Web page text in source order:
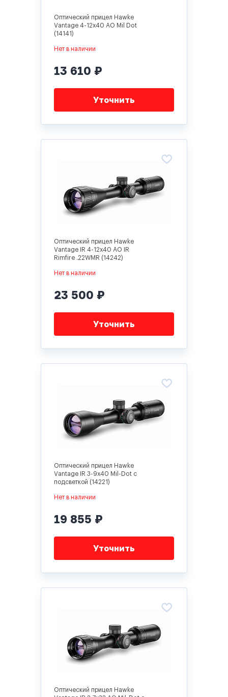
Оптический прицел Hawke
Vantage 4-12x40 AO Mil Dot
(14141)
Нет в наличии
13 610 ₽
Уточнить
Оптический прицел Hawke
Vantage IR 4-12x40 AO IR
Rimfire .22WMR (14242)
Нет в наличии
23 500 ₽
Уточнить
Оптический прицел Hawke
Vantage IR 3-9x40 Mil-Dot с
подсветкой (14221)
Нет в наличии
19 855 ₽
Уточнить
Оптический прицел Hawke